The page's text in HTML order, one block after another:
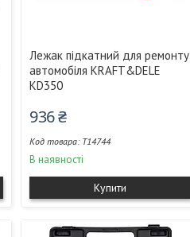
Лежак підкатний для ремонту
автомобіля KRAFT&DELE
KD350
936 ₴
T14744
В наявності
Купити